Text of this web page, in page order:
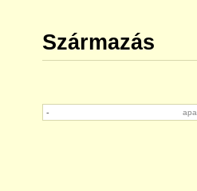
Származás
- apa